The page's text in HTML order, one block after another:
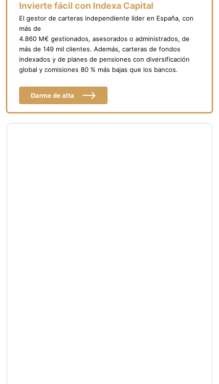
Invierte fácil con Indexa Capital
El gestor de carteras independiente líder en España, con
más de
4.860 M€ gestionados, asesorados o administrados, de
más de 149 mil clientes. Además, carteras de fondos
indexados y de planes de pensiones con diversificación
global y comisiones 80 % más bajas que los bancos.
Darme de alta